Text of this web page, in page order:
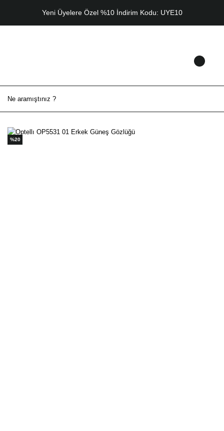
Yeni Üyelere Özel %10 İndirim Kodu: UYE10
%20